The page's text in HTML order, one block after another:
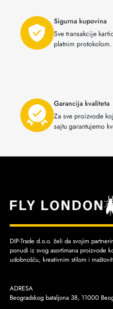
Sigurna kupovina
Sve transakcije
platnim protokolom.
Garancija kvaliteta
Za sve proizvode
sajtu garantujemo
DIP-Trade d.o.o. želi da svojim
ponudi iz svog asortimana proizvode
udobnošću, kreativnim stilom i
ADRESA
Beogradskog bataljona 38, 11000